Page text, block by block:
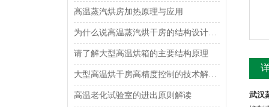
高温蒸汽烘房加热原理与应用
为什么说高温蒸汽烘干房的结构设计很重要
请了解大型高温烘箱的主要结构原理
大型高温烘干房高精度控制的技术解析与行业实践
高温老化试验室的进出原则解读 武汉